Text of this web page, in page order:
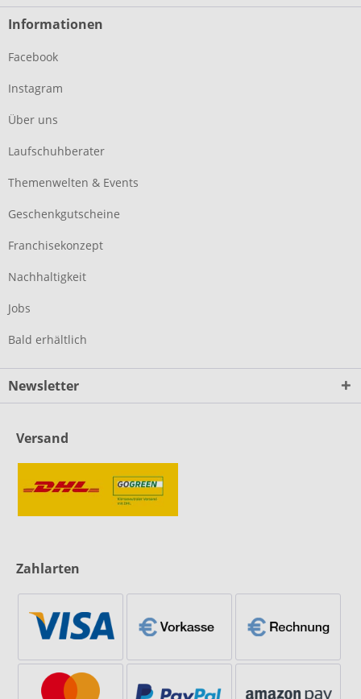
Informationen
Facebook
Instagram
Über uns
Laufschuhberater
Themenwelten & Events
Geschenkgutscheine
Franchisekonzept
Nachhaltigkeit
Jobs
Bald erhältlich
Newsletter
Versand
Zahlarten